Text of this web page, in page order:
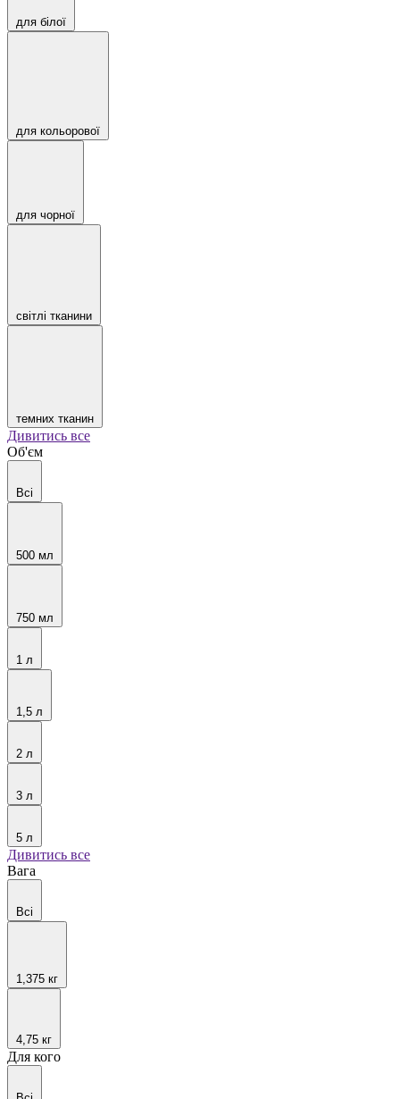
для білої
для кольорової
для чорної
світлі тканини
темних тканин
Дивитись все
Об'єм
Всі
500 мл
750 мл
1 л
1,5 л
2 л
3 л
5 л
Дивитись все
Вага
Всі
1,375 кг
4,75 кг
Для кого